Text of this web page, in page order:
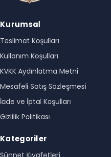
Kurumsal
Teslimat Koşulları
Kullanım Koşulları
KVKK Aydınlatma Metni
Mesafeli Satış Sözleşmesi
İade ve İptal Koşulları
Gizlilik Politikası
Kategoriler
Sünnet Kıyafetleri